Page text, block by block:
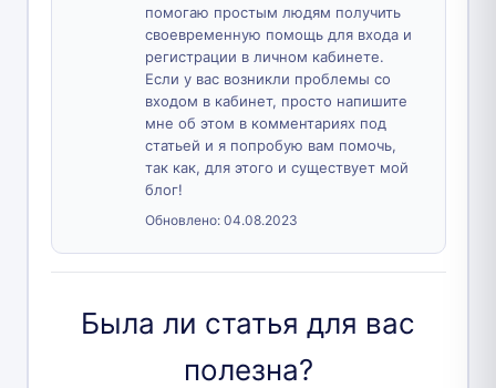
помогаю простым людям получить
своевременную помощь для входа и
регистрации в личном кабинете.
Если у вас возникли проблемы со
входом в кабинет, просто напишите
мне об этом в комментариях под
статьей и я попробую вам помочь,
так как, для этого и существует мой
блог!
Обновлено: 04.08.2023
Была ли статья для вас
полезна?